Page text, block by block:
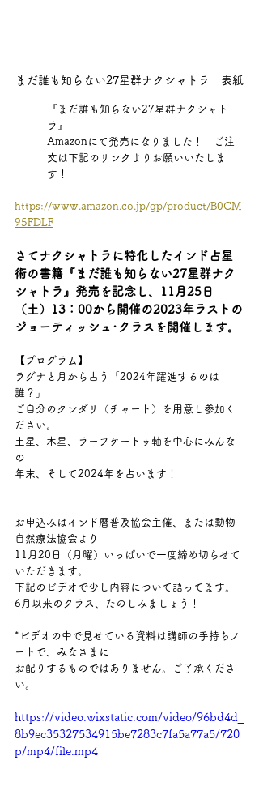
まだ誰も知らない27星群ナクシャトラ　表紙
『まだ誰も知らない27星群ナクシャト
ラ』
Amazonにて発売になりました！　ご注
文は下記のリンクよりお願いいたしま
す！
https://www.amazon.co.jp/gp/product/B0CM
95FDLF
さてナクシャトラに特化したインド占星
術の書籍『まだ誰も知らない27星群ナク
シャトラ』発売を記念し、11月25日
（土）13：00から開催の2023年ラストの
ジョーティッシュ･クラスを開催します。
【プログラム】
ラグナと月から占う「2024年躍進するのは
誰？」
ご自分のクンダリ（チャート）を用意し参加く
ださい。
土星、木星、ラーフケートゥ軸を中心にみんな
の
年末、そして2024年を占います！
お申込みはインド暦普及協会主催、または動物
自然療法協会より
11月20日（月曜）いっぱいで一度締め切らせて
いただきます。
下記のビデオで少し内容について語ってます。
6月以来のクラス、たのしみましょう！
*ビデオの中で見せている資料は講師の手持ちノ
ートで、みなさまに
お配りするものではありません。ご了承くださ
い。
https://video.wixstatic.com/video/96bd4d_
8b9ec35327534915be7283c7fa5a77a5/720
p/mp4/file.mp4